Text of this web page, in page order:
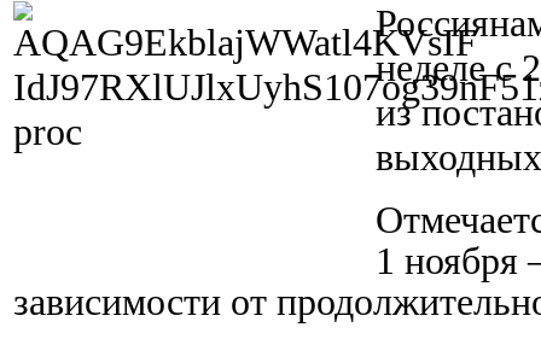
неделе с
из
1 ноября
зависимости от